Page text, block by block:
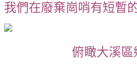
我們在廢棄崗哨有短暫
俯瞰大溪區